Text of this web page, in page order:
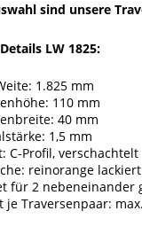
sind unsere
LW 1825:
1.825 mm
110 mm
40 mm
1,5 mm
C-Profil, verschachtelt
reinorange lackiert
für 2 nebeneinander
je Traversenpaar: